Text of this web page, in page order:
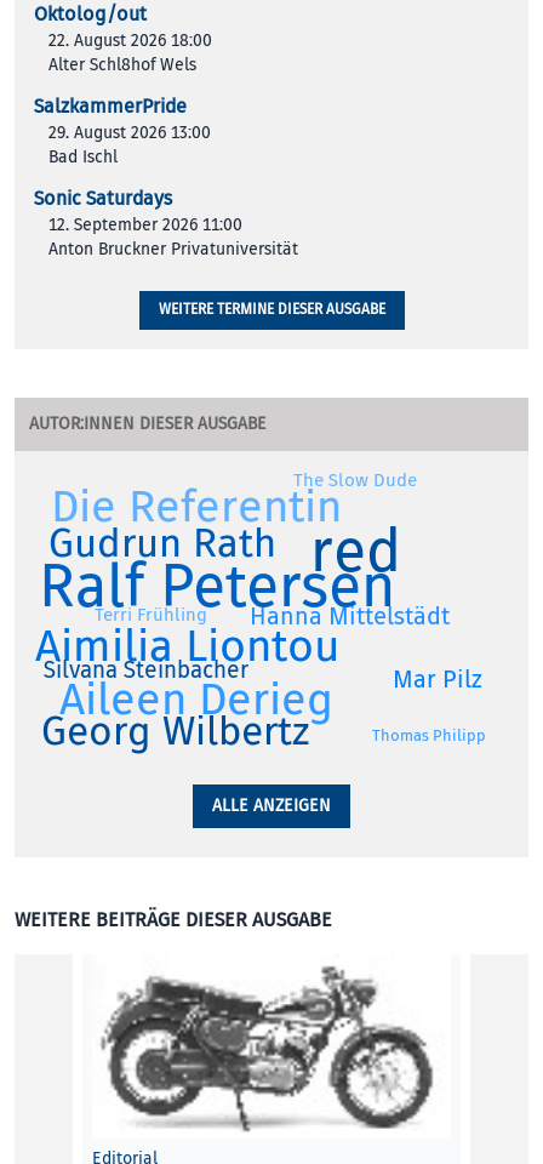
Oktolog/out
22. August 2026 18:00
Alter Schl8hof Wels
SalzkammerPride
29. August 2026 13:00
Bad Ischl
Sonic Saturdays
12. September 2026 11:00
Anton Bruckner Privatuniversität
WEITERE TERMINE DIESER AUSGABE
AUTOR:INNEN DIESER AUSGABE
Ralf Petersen
red
Aileen Derieg
Aimilia Liontou
Die Referentin
Georg Wilbertz
Gudrun Rath
Hanna Mittelstädt
Mar Pilz
Silvana Steinbacher
Terri Frühling
The Slow Dude
Thomas Philipp
ALLE ANZEIGEN
WEITERE BEITRÄGE DIESER AUSGABE
Editorial